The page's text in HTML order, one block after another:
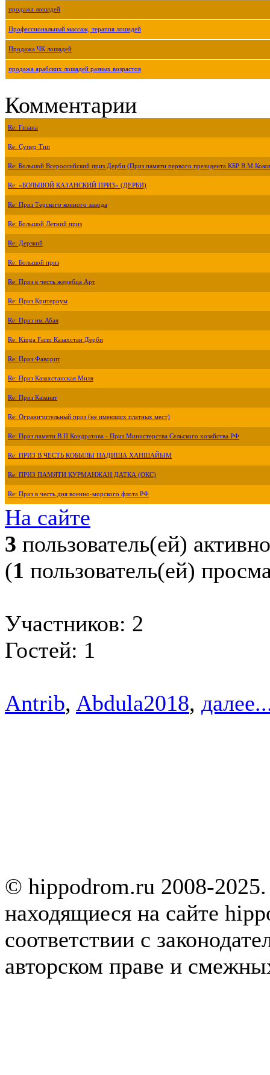
продажа лошадей
Профессиональный массаж, терапия лошадей
Продажа ЧК лошадей
продажа арабских лошадей разных возрастов
Комментарии
Re: Гизана
Re: Супер Тип
Re: Большой Всероссийский приз Дерби (Приз памяти первого президента КБР
Re: «БОЛЬШОЙ КАЗАНСКИЙ ПРИЗ» (ДЕРБИ)
Re: Приз Терского конного завода
Re: Большой Летний приз
Re: Дерзкий
Re: Большой приз
Re: Приз в честь жеребца Арт
Re: Приз Критериум
Re: Приз им.Абая
Re: Kinga Farm Казахстан Дерби
Re: Приз Фаворит
Re: Приз Казахстанская Миля
Re: Приз Казанат
Re: Ограничительный приз (не имеющих платных мест)
Re: Приз памяти В.П.Кондратова - Приз Министерства Сельского хозяйства РФ
Re: ПРИЗ В ЧЕСТЬ КОБЫЛЫ ПАДИША ХАНШАЙЫМ
Re: ПРИЗ ПАМЯТИ КУРМАНЖАН ДАТКА (ОКС)
Re: Приз в честь дня военно-морского флота РФ
На сайте
3 пользователь(ей) активно
(1 пользователь(ей)
Участников: 2
Гостей: 1
Antrib, Abdula2018,
© hippodrom.ru 2008-
находящиеся на сайте
соответствии с
авторском праве и